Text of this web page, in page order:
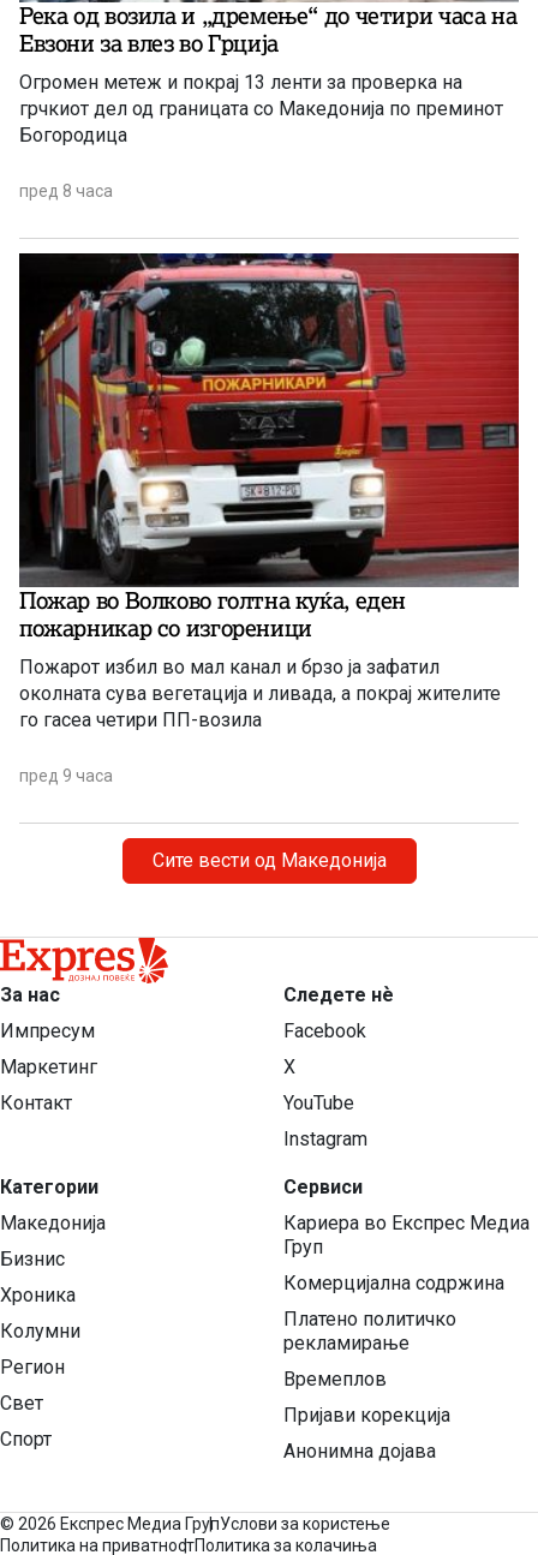
Река од возила и „дремење“ до четири часа на
Евзони за влез во Грција
Огромен метеж и покрај 13 ленти за проверка на
грчкиот дел од границата со Македонија по преминот
Богородица
пред 8 часа
Пожар во Волково голтна куќа, еден
пожарникар со изгореници
Пожарот избил во мал канал и брзо ја зафатил
околната сува вегетација и ливада, а покрај жителите
го гасеа четири ПП-возила
пред 9 часа
Сите вести од Македонија
За нас
Импресум
Маркетинг
Контакт
Категории
Македонија
Бизнис
Хроника
Колумни
Регион
Свет
Спорт
Следете нѐ
Facebook
X
YouTube
Instagram
Сервиси
Кариера во Експрес Медиа
Груп
Комерцијална содржина
Платено политичко
рекламирање
Времеплов
Пријави корекција
Анонимна дојава
© 2026 Експрес Медиа ГрупУслови за користење
Политика на приватностПолитика за колачиња